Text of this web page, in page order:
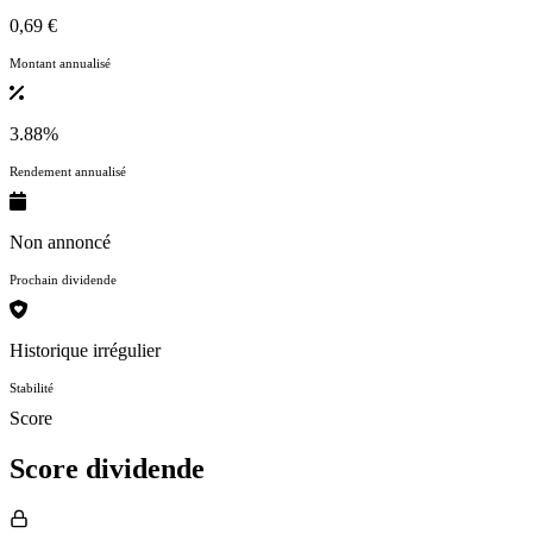
0,69 €
Montant annualisé
3.88%
Rendement annualisé
Non annoncé
Prochain dividende
Historique irrégulier
Stabilité
Score
Score dividende